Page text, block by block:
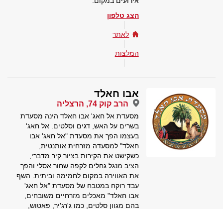
הצג טלפון
לאתר
המלצות
אבו חאלד
הרב קוק 74, הרצליה
מסעדת אל חאג' אבו חאלד הינה מסעדת
בשרים על האש, דגים וסלטים. אל חאג'
בעצמו הפך את מסעדת "אל חאג' אבו
חאלד" למסעדה מזרחית אותנטית,
כשקישט את הקירות בציור קיר מדברי,
הציב מנגל גחלים לקפה שחור אסלי והפך
את האווירה במקום לחמימה וביתית. השף
עבד רוקח במטבח של מסעדת "אל חאג'
אבו חאלד" מאכלים מזרחיים משובחים,
בהם מגוון סלטים, כמו ג'רג'יר, פאטוש,